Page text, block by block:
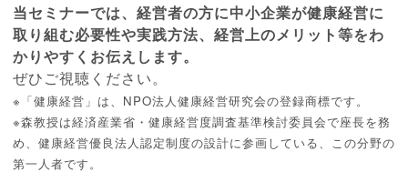
当セミナーでは、経営者の方に中小企業が健康経営に
取り組む必要性や実践方法、経営上のメリット等をわ
かりやすくお伝えします。
ぜひご視聴ください。
※「健康経営」は、NPO法人健康経営研究会の登録商標です。
※森教授は経済産業省・健康経営度調査基準検討委員会で座長を務
め、健康経営優良法人認定制度の設計に参画している、この分野の
第一人者です。